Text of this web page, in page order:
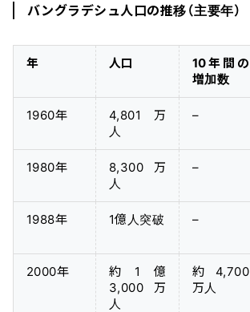
バングラデシュ人口の推移（主要年）
年 人口
10年間の
増加数
1960年
4,801万
人
–
1980年
8,300万
人
–
1988年 1億人突破 –
2000年
約1億
3,000万
人
約4,700
万人